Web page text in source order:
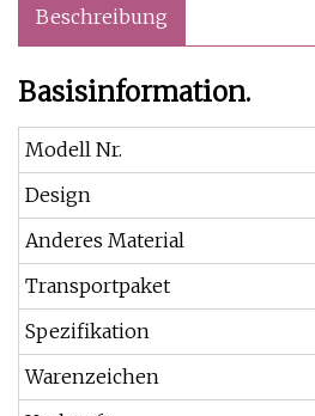
Beschreibung
Basisinformation.
Modell Nr.
Design
Anderes Material
Transportpaket
Spezifikation
Warenzeichen